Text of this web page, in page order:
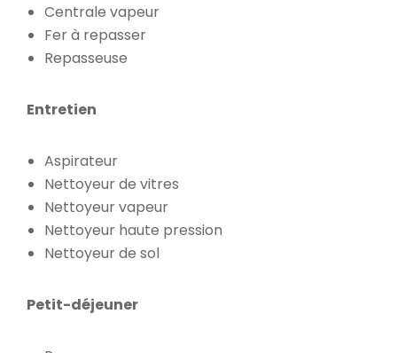
Centrale vapeur
Fer à repasser
Repasseuse
Entretien
Aspirateur
Nettoyeur de vitres
Nettoyeur vapeur
Nettoyeur haute pression
Nettoyeur de sol
Petit-déjeuner